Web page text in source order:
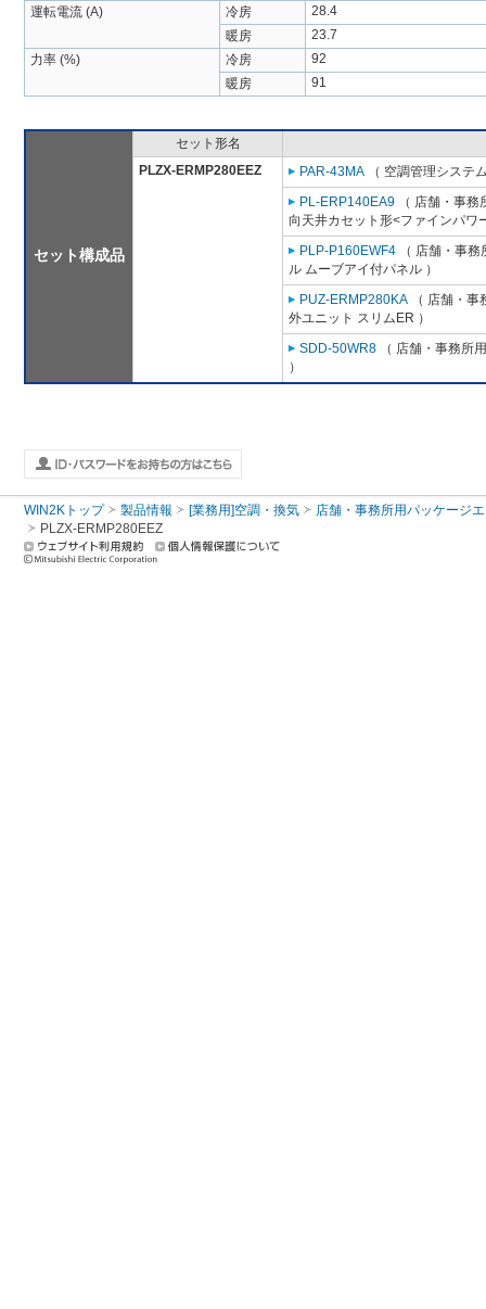
運転電流 (A)
冷房
28.4
暖房
23.7
力率 (%)
冷房
92
暖房
91
セット構成品
セット形名
PLZX-ERMP280EEZ
PAR-43MA （ 空調管理システ
PL-ERP140EA9 （ 店舗・事
向天井カセット形<ファインパワ
PLP-P160EWF4 （ 店舗・事
ル ムーブアイ付パネル ）
PUZ-ERMP280KA （ 店舗・
外ユニット スリムER ）
SDD-50WR8 （ 店舗・事務所
）
WIN2Kトップ 製品情報 [業務用]空調・換気
店舗・事務所用パッケージ
PLZX-ERMP280EEZ